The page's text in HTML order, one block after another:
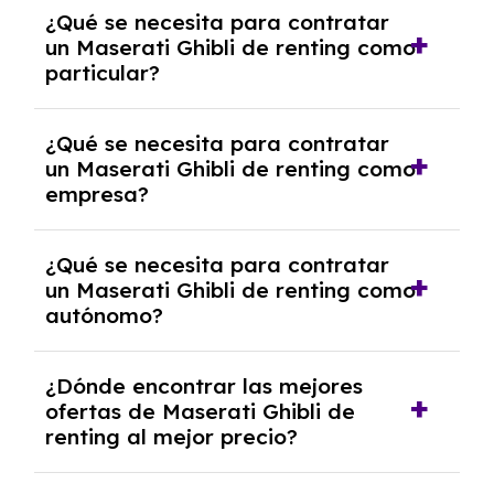
pero puede haber penalizaciones por
cancelación anticipada. Es importante revisar
las condiciones del contrato y hablar con un
experto que te asesore.
¿Qué se necesita para contratar
un Maserati Ghibli de renting como
particular?
y, en algunos casos, una consulta de solvencia
crediticia y un pago inicial.
¿Qué se necesita para contratar
un Maserati Ghibli de renting como
empresa?
documentación financiera y, en algunos
casos, un informe de solvencia de la empresa
y un pago inicial.
¿Qué se necesita para contratar
un Maserati Ghibli de renting como
autónomo?
autónomos, justificante de ingresos y, en
algunos casos, un informe fiscal y un pago
inicial.
¿Dónde encontrar las mejores
ofertas de Maserati Ghibli de
renting al mejor precio?